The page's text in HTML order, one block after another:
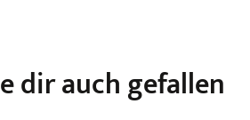
dir auch gefallen